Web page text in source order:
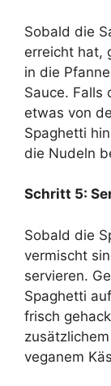
Sobald die
erreicht hat,
in die
Sauce. Falls
etwas von
Spaghetti
die Nudeln
Schritt 5:
Sobald die
vermischt
servieren.
Spaghetti
frisch
veganem